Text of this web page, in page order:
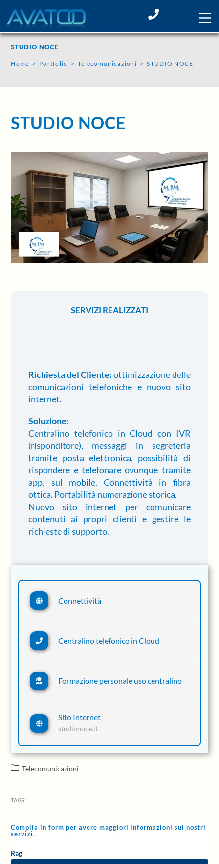
STUDIO NOCE
Home > Portfolio > Telecomunicazioni > STUDIO NOCE
STUDIO NOCE
SERVIZI REALIZZATI
Richiesta del Cliente:ottimizzazione delle
comunicazioni telefoniche e nuovo sito
internet.
Soluzione:
Centralino telefonico in Cloud con IVR
(risponditore), messaggi in segreteria
tramite posta elettronica, possibilità di
rispondere e telefonare ovunque tramite
app. sul mobile. Connettività in fibra
ottica. Portabilità numerazione storica.
Nuovo sito internet per comunicare
contenuti ai propri clienti e gestire le
richieste di supporto.
Connettività
Centralino telefonico in Cloud
Formazione personale uso centralino
Sito Internet
studionoce.it
Telecomunicazioni
TAGS:
Compila in form per avere maggiori informazioni sui nostri
servizi.
Rag